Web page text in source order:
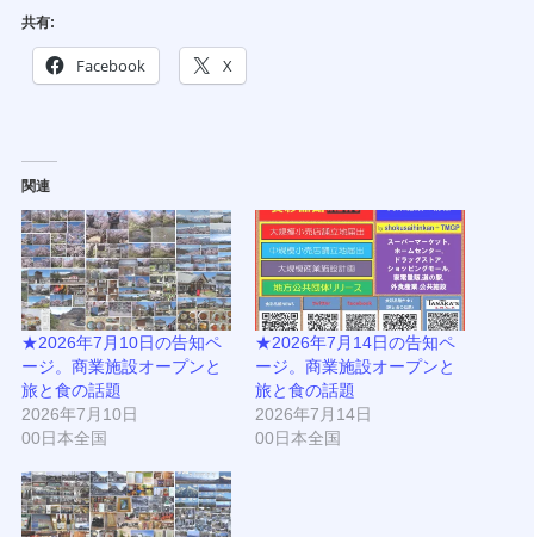
共有:
Facebook X
関連
★2026年7月10日の告知ペ
ージ。商業施設オープンと
旅と食の話題
2026年7月10日
00日本全国
★2026年7月14日の告知ペ
ージ。商業施設オープンと
旅と食の話題
2026年7月14日
00日本全国